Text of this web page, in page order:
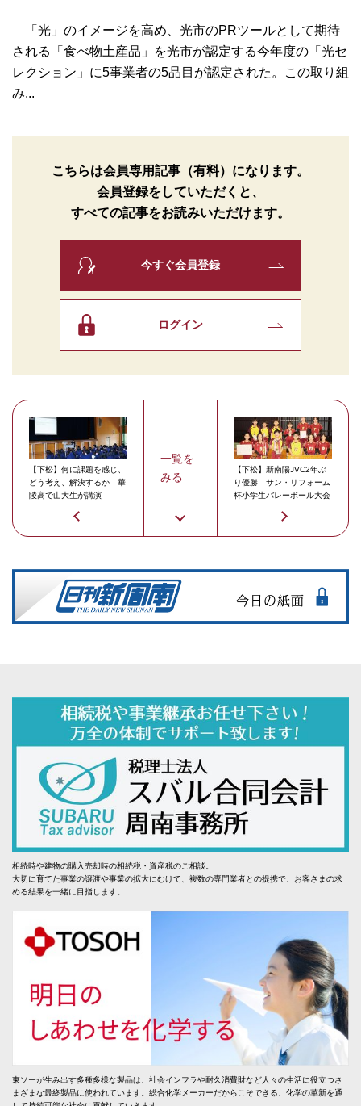
「光」のイメージを高め、光市のPRツールとして期待
される「食べ物土産品」を光市が認定する今年度の「光セ
レクション」に5事業者の5品目が認定された。この取り組
み...
こちらは会員専用記事（有料）になります。
会員登録をしていただくと、
すべての記事をお読みいただけます。
今すぐ会員登録
ログイン
【下松】何に課題を感じ、
どう考え、解決するか 華
陵高で山大生が講演
一覧を
みる
【下松】新南陽JVC2年ぶ
り優勝 サン・リフォーム
杯小学生バレーボール大会
相続時や建物の購入売却時の相続税・資産税のご相談。
大切に育てた事業の譲渡や事業の拡大にむけて、複数の専門業者との提携で、お客さまの求
める結果を一緒に目指します。
東ソーが生み出す多種多様な製品は、社会インフラや耐久消費財など人々の生活に役立つさ
まざまな最終製品に使われています。総合化学メーカーだからこそできる、化学の革新を通